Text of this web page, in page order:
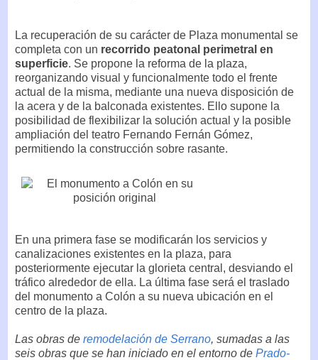
La recuperación de su carácter de Plaza monumental se
completa con un recorrido peatonal perimetral en
superficie. Se propone la reforma de la plaza,
reorganizando visual y funcionalmente todo el frente
actual de la misma, mediante una nueva disposición de
la acera y de la balconada existentes. Ello supone la
posibilidad de flexibilizar la solución actual y la posible
ampliación del teatro Fernando Fernán Gómez,
permitiendo la construcción sobre rasante.
En una primera fase se modificarán los servicios y
canalizaciones existentes en la plaza, para
posteriormente ejecutar la glorieta central, desviando el
tráfico alrededor de ella. La última fase será el traslado
del monumento a Colón a su nueva ubicación en el
centro de la plaza.
Las obras de remodelación de Serrano, sumadas a las
seis obras que se han iniciado en el entorno de Prado-